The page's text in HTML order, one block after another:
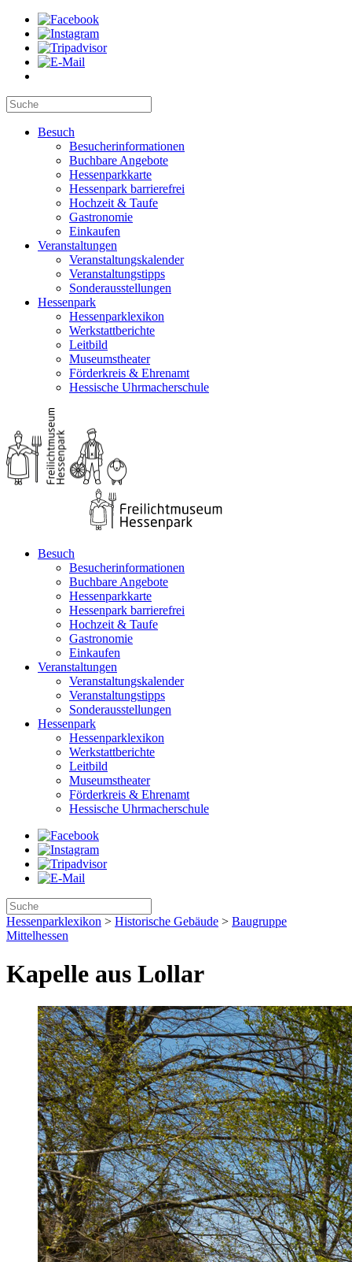
Besuch
Besucherinformationen
Buchbare Angebote
Hessenparkkarte
Hessenpark barrierefrei
Hochzeit & Taufe
Gastronomie
Einkaufen
Veranstaltungen
Veranstaltungskalender
Veranstaltungstipps
Sonderausstellungen
Hessenpark
Hessenparklexikon
Werkstattberichte
Leitbild
Museumstheater
Förderkreis & Ehrenamt
Hessische Uhrmacherschule
Besuch
Besucherinformationen
Buchbare Angebote
Hessenparkkarte
Hessenpark barrierefrei
Hochzeit & Taufe
Gastronomie
Einkaufen
Veranstaltungen
Veranstaltungskalender
Veranstaltungstipps
Sonderausstellungen
Hessenpark
Hessenparklexikon
Werkstattberichte
Leitbild
Museumstheater
Förderkreis & Ehrenamt
Hessische Uhrmacherschule
Hessenparklexikon > Historische Gebäude > Baugruppe
Mittelhessen
Kapelle aus Lollar